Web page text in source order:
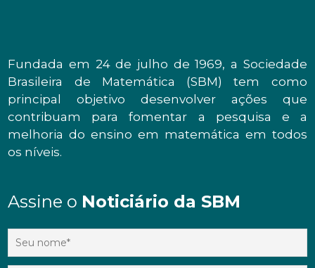
Fundada em 24 de julho de 1969, a Sociedade
Brasileira de Matemática (SBM) tem como
principal objetivo desenvolver ações que
contribuam para fomentar a pesquisa e a
melhoria do ensino em matemática em todos
os níveis.
Assine o Noticiário da SBM